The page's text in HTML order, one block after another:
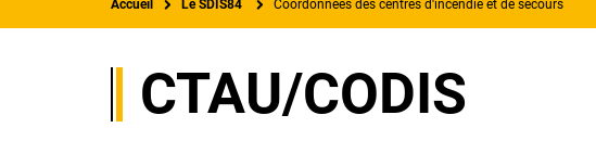
Accueil Le SDIS84 Coordonnées des centres d'incendie et de secours
CTAU/CODIS